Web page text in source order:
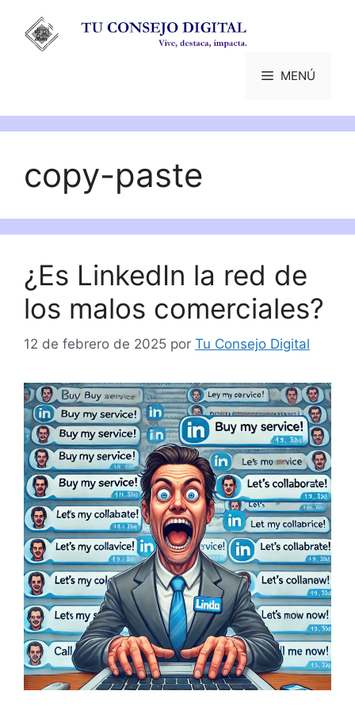
contenido
MENÚ
copy-paste
¿Es LinkedIn la red de
los malos comerciales?
12 de febrero de 2025 por Tu Consejo Digital